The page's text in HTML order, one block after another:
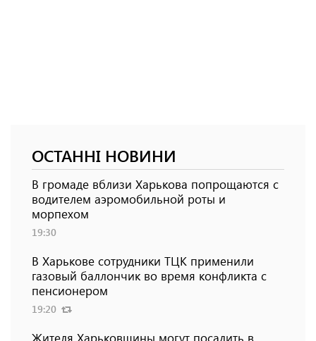
ОСТАННІ НОВИНИ
В громаде вблизи Харькова попрощаются с
водителем аэромобильной роты и
морпехом
19:30
В Харькове сотрудники ТЦК применили
газовый баллончик во время конфликта с
пенсионером
19:20
Жителя Харьковщины могут посадить в